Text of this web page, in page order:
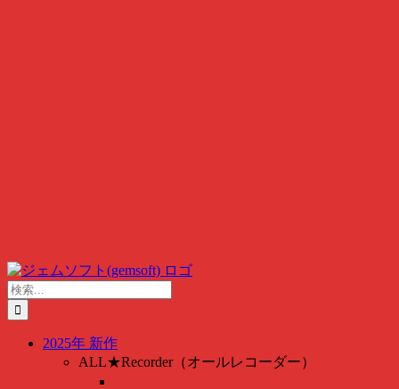
検
索
…
2025年 新作
ALL★Recorder（オールレコーダー）